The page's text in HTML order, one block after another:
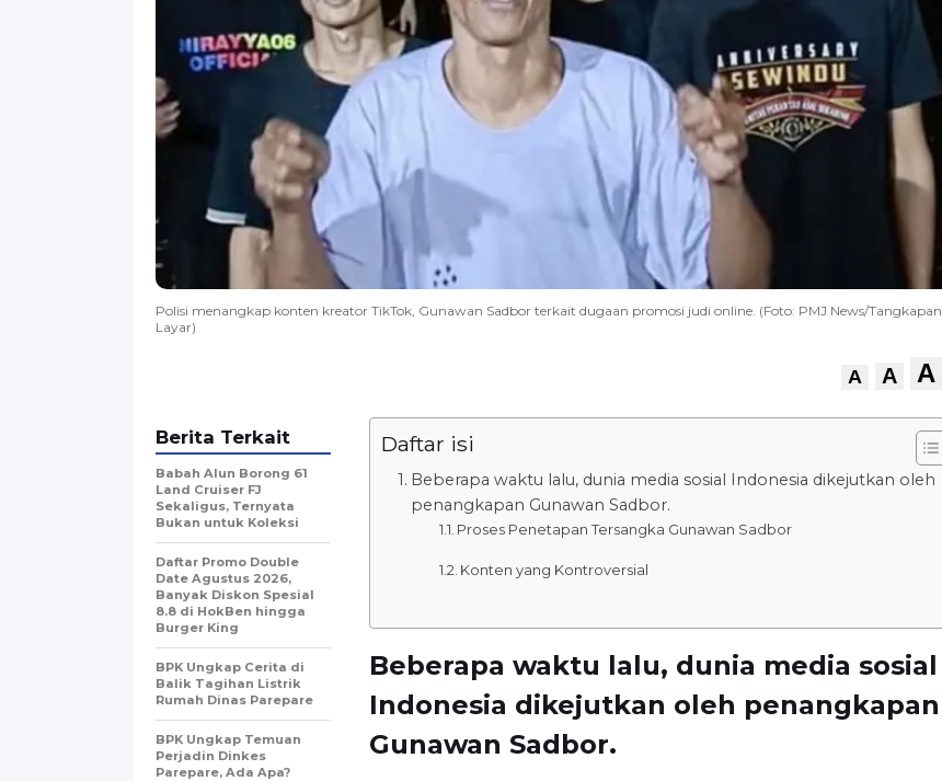
Polisi menangkap konten kreator TikTok, Gunawan Sadbor terkait dugaan promosi judi online. (Foto: PMJ News/Tangkapan
Layar)
A A A
Daftar isi
Beberapa waktu lalu, dunia media sosial Indonesia dikejutkan oleh
penangkapan Gunawan Sadbor.
Proses Penetapan Tersangka Gunawan Sadbor
Konten yang Kontroversial
Beberapa waktu lalu, dunia media sosial
Indonesia dikejutkan oleh penangkapan
Gunawan Sadbor.
Berita Terkait
Babah Alun Borong 61
Land Cruiser FJ
Sekaligus, Ternyata
Bukan untuk Koleksi
Daftar Promo Double
Date Agustus 2026,
Banyak Diskon Spesial
8.8 di HokBen hingga
Burger King ‎
BPK Ungkap Cerita di
Balik Tagihan Listrik
Rumah Dinas Parepare
BPK Ungkap Temuan
Perjadin Dinkes
Parepare, Ada Apa?